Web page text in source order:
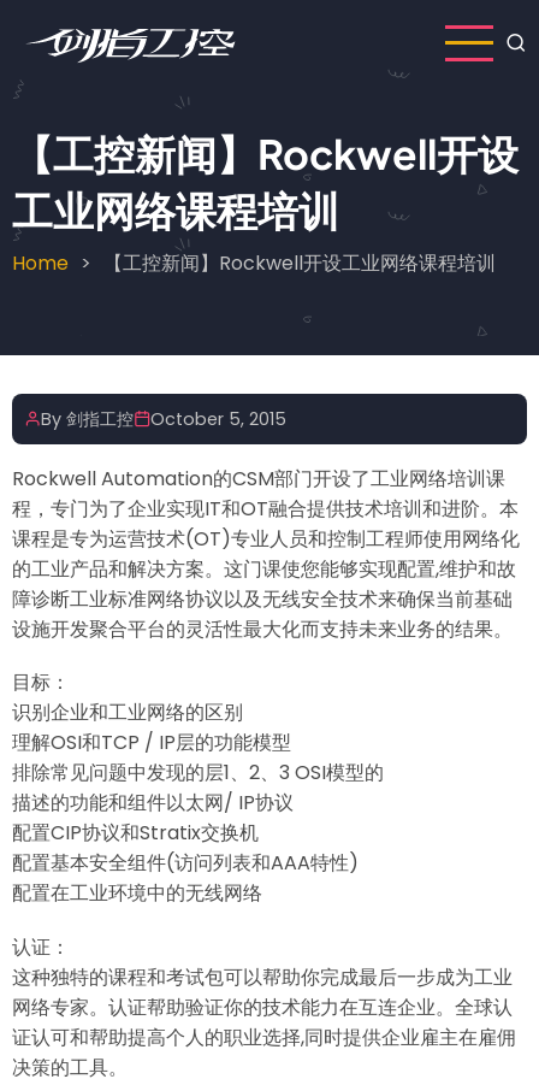
main
content
【工控新闻】Rockwell开设
工业网络课程培训
Breadcrumb
Home 【工控新闻】Rockwell开设工业网络课程培训
By 剑指工控 October 5, 2015
Rockwell Automation的CSM部门开设了工业网络培训课
程，专门为了企业实现IT和OT融合提供技术培训和进阶。本
课程是专为运营技术(OT)专业人员和控制工程师使用网络化
的工业产品和解决方案。这门课使您能够实现配置,维护和故
障诊断工业标准网络协议以及无线安全技术来确保当前基础
设施开发聚合平台的灵活性最大化而支持未来业务的结果。
目标：
识别企业和工业网络的区别
理解OSI和TCP / IP层的功能模型
排除常见问题中发现的层1、2、3 OSI模型的
描述的功能和组件以太网/ IP协议
配置CIP协议和Stratix交换机
配置基本安全组件(访问列表和AAA特性)
配置在工业环境中的无线网络
认证：
这种独特的课程和考试包可以帮助你完成最后一步成为工业
网络专家。认证帮助验证你的技术能力在互连企业。全球认
证认可和帮助提高个人的职业选择,同时提供企业雇主在雇佣
决策的工具。